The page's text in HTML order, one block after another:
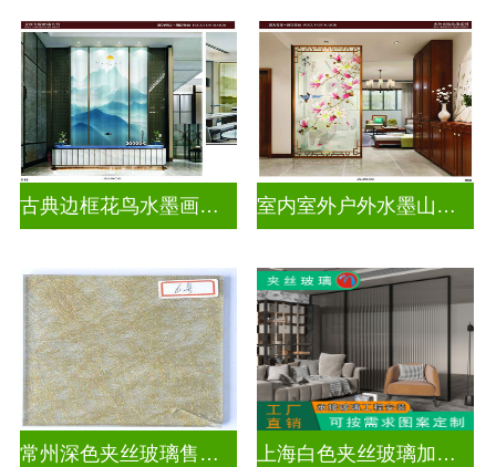
古典边框花鸟水墨画玻璃 室内室外户外水墨山水画玻璃
常州深色夹丝玻璃售价多少 上海白色夹丝玻璃加工厂